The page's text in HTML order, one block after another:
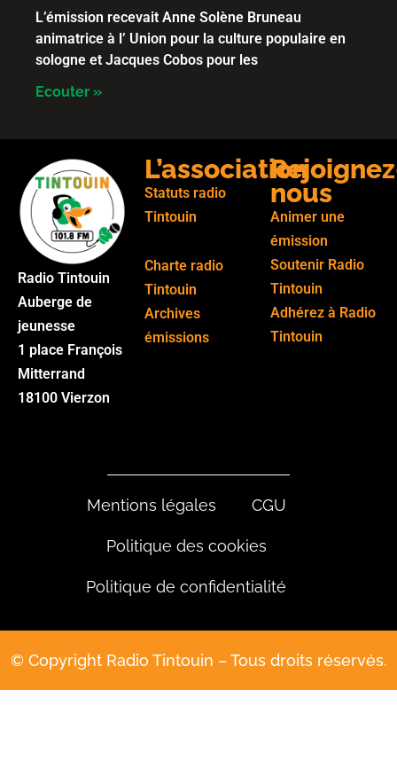
L’émission recevait Anne Solène Bruneau
animatrice à l’ Union pour la culture populaire en
sologne et Jacques Cobos pour les
Ecouter »
Radio Tintouin
Auberge de
jeunesse
1 place François
Mitterrand
18100 Vierzon
L’association
Statuts radio
Tintouin
Charte radio
Tintouin
Archives
émissions
nous
Animer une
émission
Soutenir Radio
Tintouin
Adhérez à Radio
Tintouin
Mentions légales CGU
Politique des cookies
Politique de confidentialité
© Copyright Radio Tintouin – Tous droits réservés.